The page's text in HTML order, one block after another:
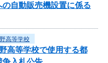
自動販売機設置に係る
高等学校
高等学校で使用する都